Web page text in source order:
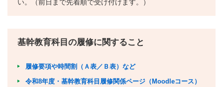
い。（前日まで先着順で受け付けます。）
基幹教育科目の履修に関すること
履修要項や時間割（Ａ表／Ｂ表）など
令和8年度・基幹教育科目履修関係ページ（Moodleコース）